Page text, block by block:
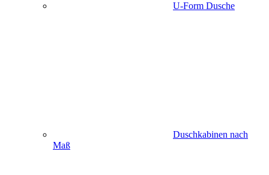
U-Form Dusche
Duschkabinen nach
Maß